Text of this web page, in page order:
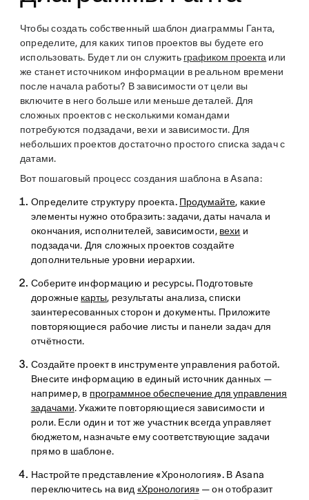
Чтобы создать собственный шаблон диаграммы Ганта,
определите, для каких типов проектов вы будете его
использовать. Будет ли он служить графиком проекта или
же станет источником информации в реальном времени
после начала работы? В зависимости от цели вы
включите в него больше или меньше деталей. Для
сложных проектов с несколькими командами
потребуются подзадачи, вехи и зависимости. Для
небольших проектов достаточно простого списка задач с
датами.
Вот пошаговый процесс создания шаблона в Asana:
Определите структуру проекта. Продумайте, какие
элементы нужно отобразить: задачи, даты начала и
окончания, исполнителей, зависимости, вехи и
подзадачи. Для сложных проектов создайте
дополнительные уровни иерархии.
Соберите информацию и ресурсы. Подготовьте
дорожные карты, результаты анализа, списки
заинтересованных сторон и документы. Приложите
повторяющиеся рабочие листы и панели задач для
отчётности.
Создайте проект в инструменте управления работой.
Внесите информацию в единый источник данных —
например, в программное обеспечение для управления
задачами. Укажите повторяющиеся зависимости и
роли. Если один и тот же участник всегда управляет
бюджетом, назначьте ему соответствующие задачи
прямо в шаблоне.
Настройте представление «Хронология». В Asana
переключитесь на вид «Хронология»— он отобразит